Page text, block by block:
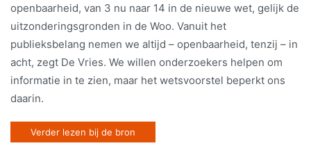
openbaarheid, van 3 nu naar 14 in de nieuwe wet, gelijk de
uitzonderingsgronden in de Woo. Vanuit het
publieksbelang nemen we altijd – openbaarheid, tenzij – in
acht, zegt De Vries. We willen onderzoekers helpen om
informatie in te zien, maar het wetsvoorstel beperkt ons
daarin.
Verder lezen bij de bron